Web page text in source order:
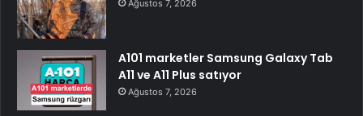
Ağustos 7, 2026
A101 marketler Samsung Galaxy Tab
A11 ve A11 Plus satıyor
Ağustos 7, 2026